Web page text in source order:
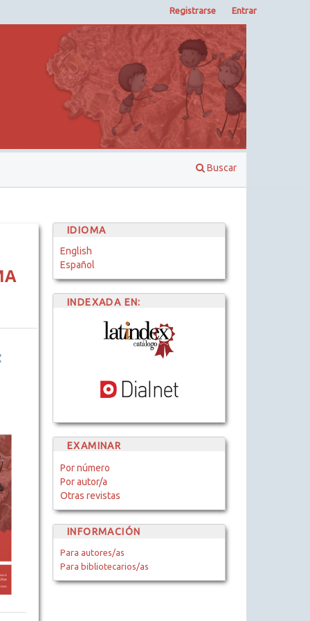
Buscar
Registrarse Entrar
IDIOMA
English
Español
INDEXADA EN:
EXAMINAR
Por número
Por autor/a
Otras revistas
INFORMACIÓN
Para autores/as
Para bibliotecarios/as